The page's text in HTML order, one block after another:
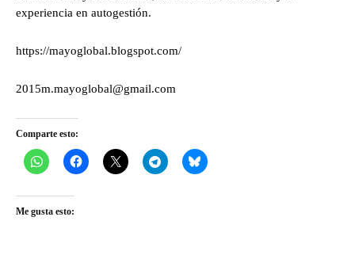
experiencia en autogestión.
https://mayoglobal.blogspot.com/
2015m.mayoglobal@gmail.com
Comparte esto:
Me gusta esto: